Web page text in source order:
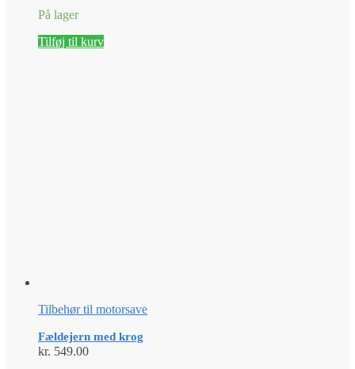
På lager
Tilføj til kurv
Tilbehør til motorsave
Fældejern med krog
kr. 549.00